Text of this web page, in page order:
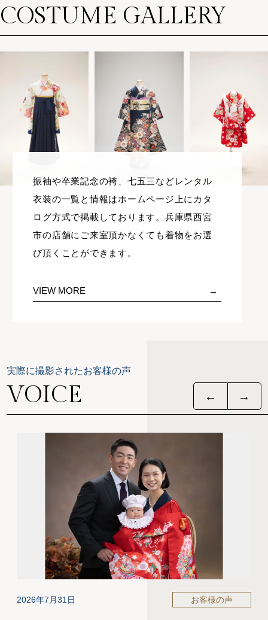
COSTUME GALLERY
振袖や卒業記念の袴、七五三などレンタル
衣装の一覧と情報はホームページ上にカタ
ログ方式で掲載しております。兵庫県西宮
市の店舗にご来室頂かなくても着物をお選
び頂くことができます。
VIEW MORE
実際に撮影されたお客様の声
VOICE
2026年7月31日 お客様の声